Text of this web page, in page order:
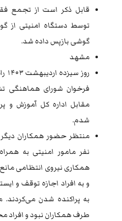
قابل ذکر است از تجمع
توسط دستگاه امنیتی
گوشی بازپس داده شد.
مشهد
فرخوان شورای هماهنگی
مقابل اداره کل آموزش و
شدم.
منتظر حضور همکاران
نفر مامور امنیتی به
همکاری نیروی انتظامی
و به افراد اجازه توقف و
به پراکنده شدن می‌کردند.
طرف همکاران نبود و افراد